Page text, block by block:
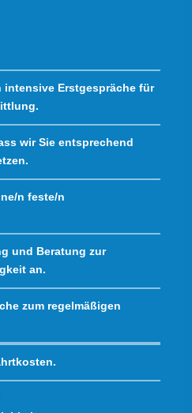
intensive Erstgespräche für
wir Sie entsprechend
n feste/n
und Beratung zur
an.
zum regelmäßigen